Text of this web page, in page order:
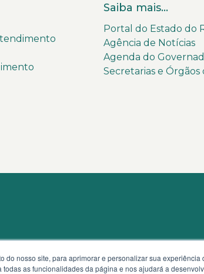
Saiba mais...
Portal do Estado do
Agência de Notícias
Agenda do
Secretarias e Órgãos
do nosso site, para aprimorar e personalizar sua
as funcionalidades da página e nos ajudará a